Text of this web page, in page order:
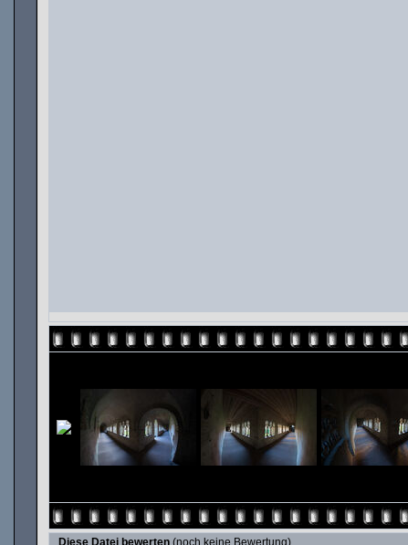
Diese Datei bewerten (noch keine Bewertung)